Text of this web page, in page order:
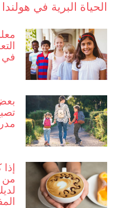
الحياة البرية في هولندا
في
من